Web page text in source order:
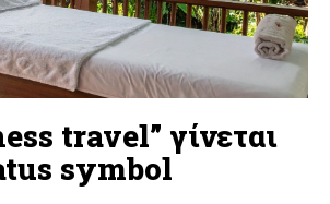
travel” γίνεται
symbol